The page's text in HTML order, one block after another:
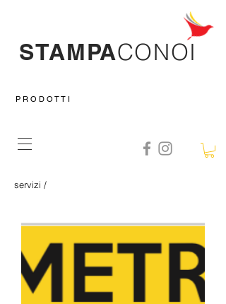
STAMPACONOI
P R O D O T T I
servizi /